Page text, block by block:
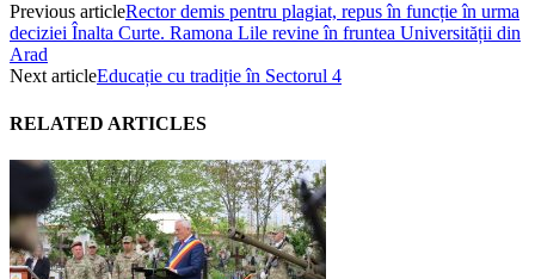
Previous articleRector demis pentru plagiat, repus în funcție în urma
deciziei Înalta Curte. Ramona Lile revine în fruntea Universității din
Arad
Next articleEducație cu tradiție în Sectorul 4
RELATED ARTICLES